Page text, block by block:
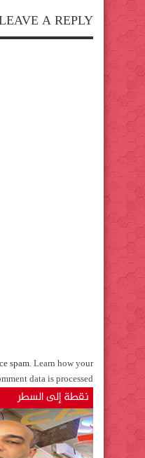
A REPLY
spam.Learn how your
data is processed
نقطة إلى السطر